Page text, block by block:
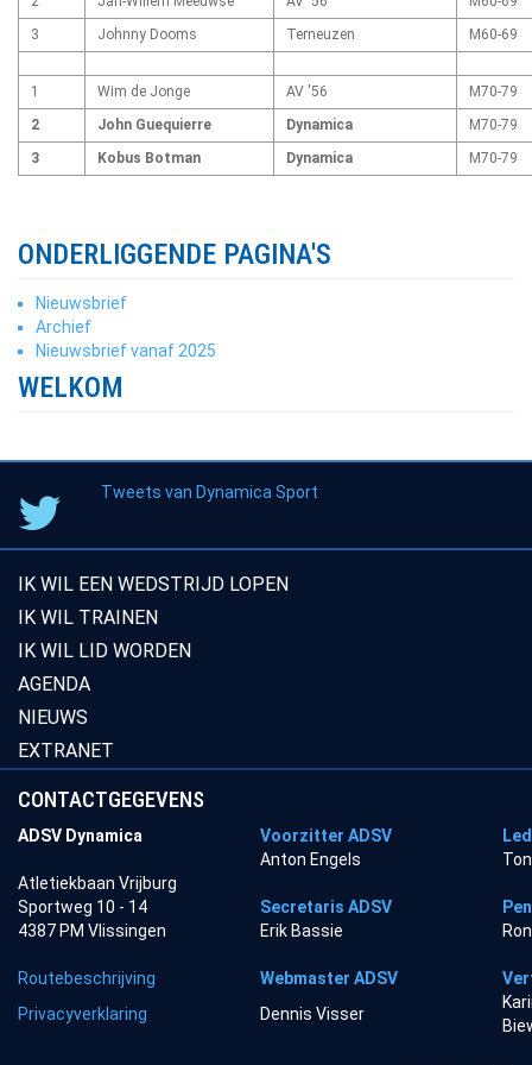
3
Johnny Dooms Terneuzen M60-69
1 Wim de Jonge AV '56
M70-79
2
John Guequierre Dynamica
M70-79
3
Kobus Botman Dynamica M70-79
ONDERLIGGENDE PAGINA'S
Nieuwsbrief
Archief
Nieuwsbrief vanaf 2025
WELKOM
Tweets van Dynamica Sport
IK WIL EEN WEDSTRIJD LOPEN
IK WIL TRAINEN
IK WIL LID WORDEN
AGENDA
NIEUWS
EXTRANET
CONTACTGEGEVENS
ADSV Dynamica Voorzitter ADSV
Anton Engels
Atletiekbaan Vrijburg
Sportweg 10 - 14
Secretaris ADSV
4387 PM Vlissingen
Erik Bassie
Routebeschrijving Webmaster ADSV
Privacyverklaring
Dennis Visser